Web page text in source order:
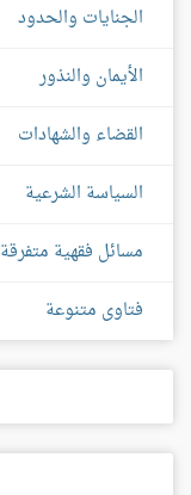
الجنايات والحدود
الأيمان والنذور
القضاء والشهادات
السياسة الشرعية
مسائل فقهية متفرقة
فتاوى متنوعة